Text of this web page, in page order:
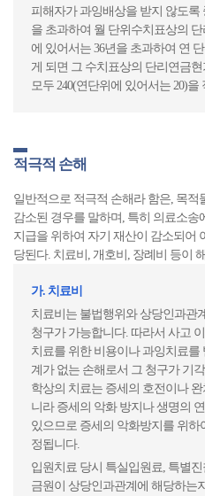
피해자가 과잉배상을 받지 않도록
을 초과하여 월 단위수치표상의
에 있어서는 36년을 초과하여 연
게 되면 그 수치표상의 단리연금
모두 240(연단위에 있어서는 20)을
적극적 손해
일반적으로 적극적 손해라 함은, 목적
감소된 경우를 말하며, 특히 의료소송
지급을 위하여 자기 재산이 감소되어
당된다. 치료비, 개호비, 장례비 등이
가. 치료비
치료비는 불법행위와 상당인과관
청구가 가능합니다. 따라서 사고
치료를 위한 비용이나 과잉치료
계가 없는 손해로서 그 청구가 기
학상의 치료는 증세의 호전이나
니라 증세의 악화 방지나 생명의
있으므로 증세의 악화방지를 위하
정됩니다.
입원치료 당시 특실입원료, 특별
금원이 상당인과관계에 해당하는